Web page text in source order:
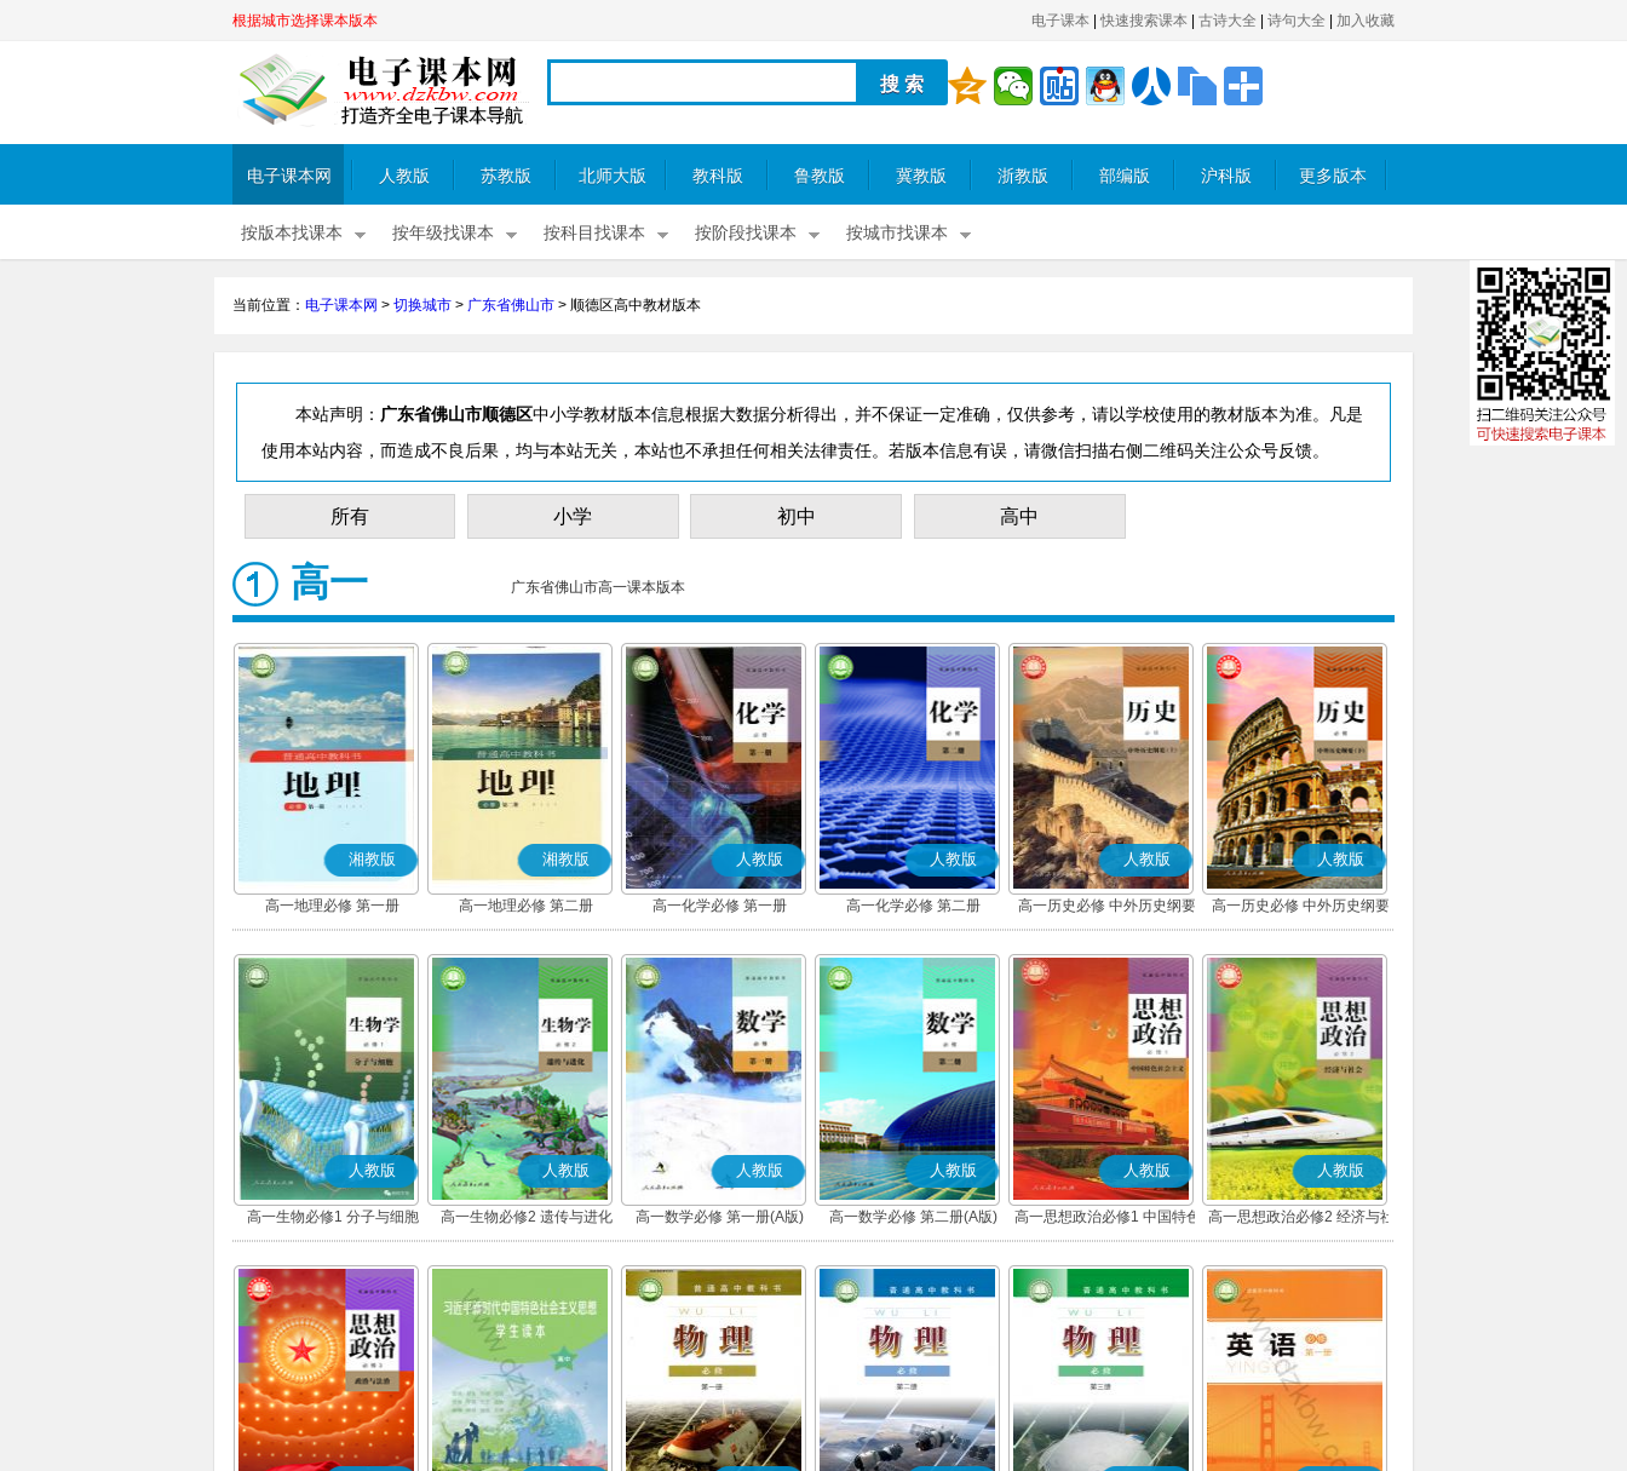
根据城市选择课本版本 电子课本 快速搜索课本 古诗大全 诗句大全 加入收藏
电子课本网 人教版 苏教版 北师大版 教科版 鲁教版 冀教版 浙教版 部编版 沪科版 更多版本
按版本找课本 按年级找课本 按科目找课本 按阶段找课本 按城市找课本
当前位置： 电子课本网 > 切换城市 > 广东省佛山市 > 顺德区高中教材版本
本站声明： 广东省佛山市顺德区中小学教材版本信息根据大数据分析得出，并不保证一定准确，仅供参考，请以学校使用的教材版本为准。凡是
使用本站内容，而造成不良后果，均与本站无关，本站也不承担任何相关法律责任。若版本信息有误，请微信扫描右侧二维码关注公众号反馈。
所有 小学 初中 高中
高一 广东省佛山市高一课本版本
湘教版
高一地理必修 第一册
湘教版
高一地理必修 第二册
人教版
高一化学必修 第一册
人教版
高一化学必修 第二册
人教版
高一历史必修 中外历史纲要
(上)(部编版)
人教版
高一历史必修 中外历史纲要
(下)(部编版)
人教版
高一生物必修1 分子与细胞
人教版
高一生物必修2 遗传与进化
人教版
高一数学必修 第一册(A版)
人教版
高一数学必修 第二册(A版)
人教版
高一思想政治必修1 中国特色
社会主义(部编版)
人教版
高一思想政治必修2 经济与社
会(部编版)